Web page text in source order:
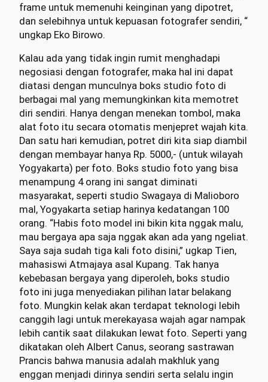
frame untuk memenuhi keinginan yang dipotret,
dan selebihnya untuk kepuasan fotografer sendiri, “
ungkap Eko Birowo.
Kalau ada yang tidak ingin rumit menghadapi
negosiasi dengan fotografer, maka hal ini dapat
diatasi dengan munculnya boks studio foto di
berbagai mal yang memungkinkan kita memotret
diri sendiri. Hanya dengan menekan tombol, maka
alat foto itu secara otomatis menjepret wajah kita.
Dan satu hari kemudian, potret diri kita siap diambil
dengan membayar hanya Rp. 5000,- (untuk wilayah
Yogyakarta) per foto. Boks studio foto yang bisa
menampung 4 orang ini sangat diminati
masyarakat, seperti studio Swagaya di Malioboro
mal, Yogyakarta setiap harinya kedatangan 100
orang. “Habis foto model ini bikin kita nggak malu,
mau bergaya apa saja nggak akan ada yang ngeliat.
Saya saja sudah tiga kali foto disini,” ugkap Tien,
mahasiswi Atmajaya asal Kupang. Tak hanya
kebebasan bergaya yang diperoleh, boks studio
foto ini juga menyediakan pilihan latar belakang
foto. Mungkin kelak akan terdapat teknologi lebih
canggih lagi untuk merekayasa wajah agar nampak
lebih cantik saat dilakukan lewat foto. Seperti yang
dikatakan oleh Albert Canus, seorang sastrawan
Prancis bahwa manusia adalah makhluk yang
enggan menjadi dirinya sendiri serta selalu ingin